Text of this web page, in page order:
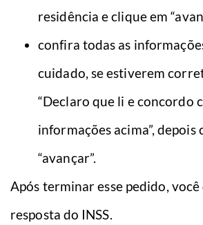
residência e clique em
confira todas as
cuidado, se estiverem
“Declaro que li e concordo
informações acima”, depois
“avançar”.
Após terminar esse pedido,
resposta do INSS.